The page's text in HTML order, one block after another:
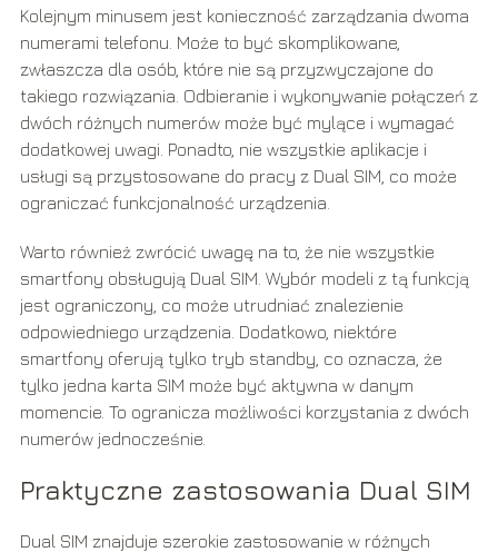
Kolejnym minusem jest konieczność zarządzania dwoma
numerami telefonu. Może to być skomplikowane,
zwłaszcza dla osób, które nie są przyzwyczajone do
takiego rozwiązania. Odbieranie i wykonywanie połączeń z
dwóch różnych numerów może być mylące i wymagać
dodatkowej uwagi. Ponadto, nie wszystkie aplikacje i
usługi są przystosowane do pracy z Dual SIM, co może
ograniczać funkcjonalność urządzenia.
Warto również zwrócić uwagę na to, że nie wszystkie
smartfony obsługują Dual SIM. Wybór modeli z tą funkcją
jest ograniczony, co może utrudniać znalezienie
odpowiedniego urządzenia. Dodatkowo, niektóre
smartfony oferują tylko tryb standby, co oznacza, że
tylko jedna karta SIM może być aktywna w danym
momencie. To ogranicza możliwości korzystania z dwóch
numerów jednocześnie.
Praktyczne zastosowania Dual SIM
Dual SIM znajduje szerokie zastosowanie w różnych